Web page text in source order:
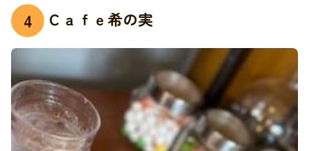
4 Ｃａｆｅ希の実